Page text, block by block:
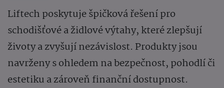
Liftech poskytuje špičková řešení pro
schodišťové a židlové výtahy, které zlepšují
životy a zvyšují nezávislost. Produkty jsou
navrženy s ohledem na bezpečnost, pohodlí či
estetiku a zároveň finanční dostupnost.